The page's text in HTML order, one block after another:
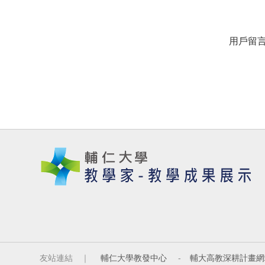
用戶留
友站連結 ｜ 輔仁大學教發中心 - 輔大高教深耕計畫